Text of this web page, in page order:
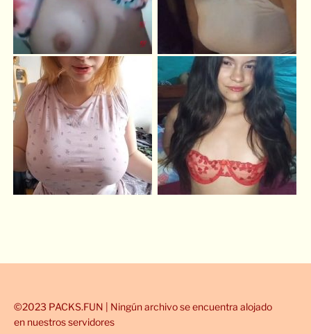
©2023 PACKS.FUN | Ningún archivo se encuentra alojado
en nuestros servidores